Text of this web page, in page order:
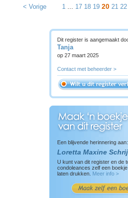
< Vorige 1 ... 17 18 19 20 21 22
Dit register is aangemaakt
Tanja
op 27 maart 2025
Contact met beheerder >
Een blijvende herinnering aan:
Loretta Maxine
U kunt van dit register en de
condoleances zelf een
laten drukken.
Meer info >